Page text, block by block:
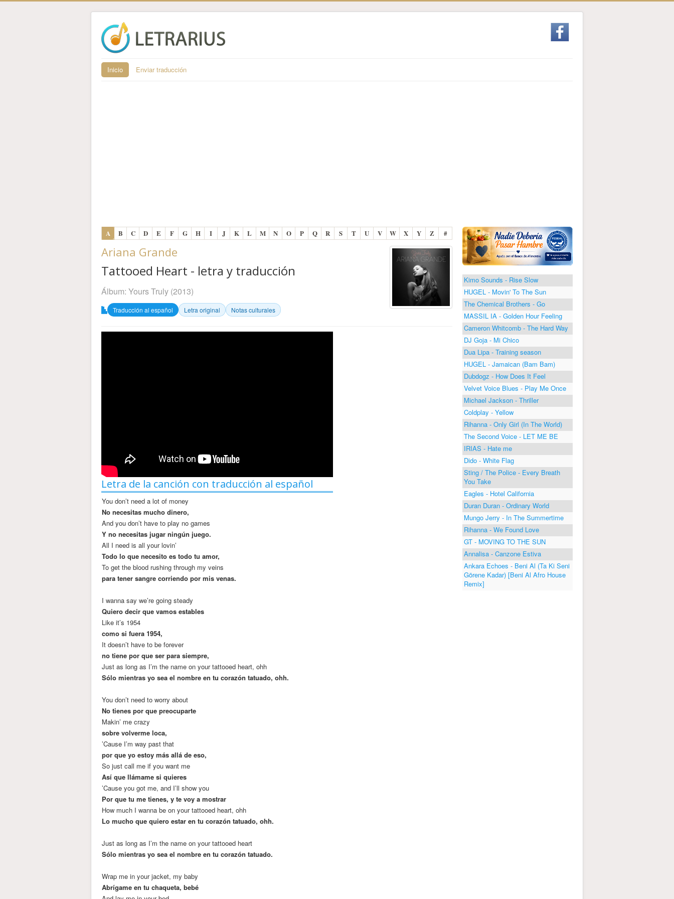
Inicio Enviar traducción
A B C D E F G H I J K L M N O P Q R S T U V W X Y Z #
Ariana Grande
Tattooed Heart - letra y traducción
Álbum: Yours Truly (2013)
Traducción al español Letra original Notas culturales
Letra de la canción con traducción al español
You don’t need a lot of money
No necesitas mucho dinero,
And you don’t have to play no games
Y no necesitas jugar ningún juego.
All I need is all your lovin’
Todo lo que necesito es todo tu amor,
To get the blood rushing through my veins
para tener sangre corriendo por mis venas.
I wanna say we’re going steady
Quiero decir que vamos estables
Like it’s 1954
como si fuera 1954,
It doesn’t have to be forever
no tiene por que ser para siempre,
Just as long as I’m the name on your tattooed heart, ohh
Sólo mientras yo sea el nombre en tu corazón tatuado, ohh.
You don’t need to worry about
No tienes por que preocuparte
Makin’ me crazy
sobre volverme loca,
’Cause I’m way past that
por que yo estoy más allá de eso,
So just call me if you want me
Así que llámame si quieres
’Cause you got me, and I’ll show you
Por que tu me tienes, y te voy a mostrar
How much I wanna be on your tattooed heart, ohh
Lo mucho que quiero estar en tu corazón tatuado, ohh.
Just as long as I’m the name on your tattooed heart
Sólo mientras yo sea el nombre en tu corazón tatuado.
Wrap me in your jacket, my baby
Abrígame en tu chaqueta, bebé
Kimo Sounds - Rise Slow
HUGEL - Movin' To The Sun
The Chemical Brothers - Go
MASSIL IA - Golden Hour Feeling
Cameron Whitcomb - The Hard Way
DJ Goja - Mi Chico
Dua Lipa - Training season
HUGEL - Jamaican (Bam Bam)
Dubdogz - How Does It Feel
Velvet Voice Blues - Play Me Once
Michael Jackson - Thriller
Coldplay - Yellow
Rihanna - Only Girl (In The World)
The Second Voice - LET ME BE
IRIAS - Hate me
Dido - White Flag
Sting / The Police - Every Breath
You Take
Eagles - Hotel California
Duran Duran - Ordinary World
Mungo Jerry - In The Summertime
Rihanna - We Found Love
GT - MOVING TO THE SUN
Annalisa - Canzone Estiva
Ankara Echoes - Beni Al (Ta Ki Seni
Görene Kadar) [Beni Al Afro House
Remix]